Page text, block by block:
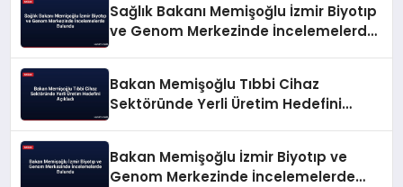
Sağlık Bakanı Memişoğlu İzmir Biyotıp
ve Genom Merkezinde İncelemelerde
Bakan Memişoğlu Tıbbi Cihaz
Sektöründe Yerli Üretim Hedefini
Bakan Memişoğlu İzmir Biyotıp ve
Genom Merkezinde İncelemelerde